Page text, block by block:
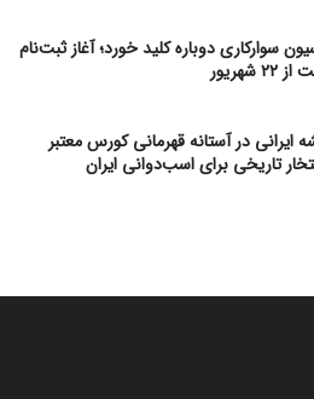
سوارکاری دوباره کلید خورد؛ آغاز ثبت‌نام
ایرانی در آستانه قهرمانی کورس معتبر
تاریخی برای اسب‌دوانی ایران